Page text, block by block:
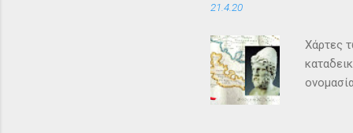
21.4.20
Χάρτες